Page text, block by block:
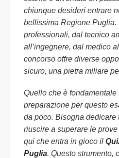
chiunque desideri entrare
bellissima Regione
professionali, dal tecnico
all’ingegnere, dal medico
concorso offre diverse
sicuro, una pietra miliare
Quello che è fondamentale
preparazione per questo
da poco. Bisogna dedicare
riuscire a superare le
qui che entra in gioco il
Puglia. Questo strumento,